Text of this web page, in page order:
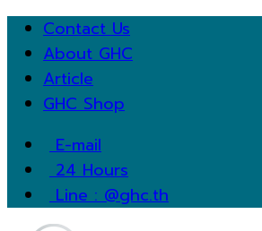
Contact Us
About GHC
Article
GHC Shop
E-mail
24 Hours
Line : @ghc.th